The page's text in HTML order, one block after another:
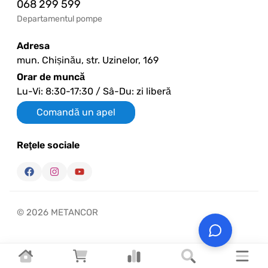
068 299 599
Departamentul pompe
Adresa
mun. Chișinău, str. Uzinelor, 169
Orar de muncă
Lu-Vi: 8:30-17:30 / Sâ-Du: zi liberă
Comandă un apel
Reţele sociale
© 2026 METANCOR